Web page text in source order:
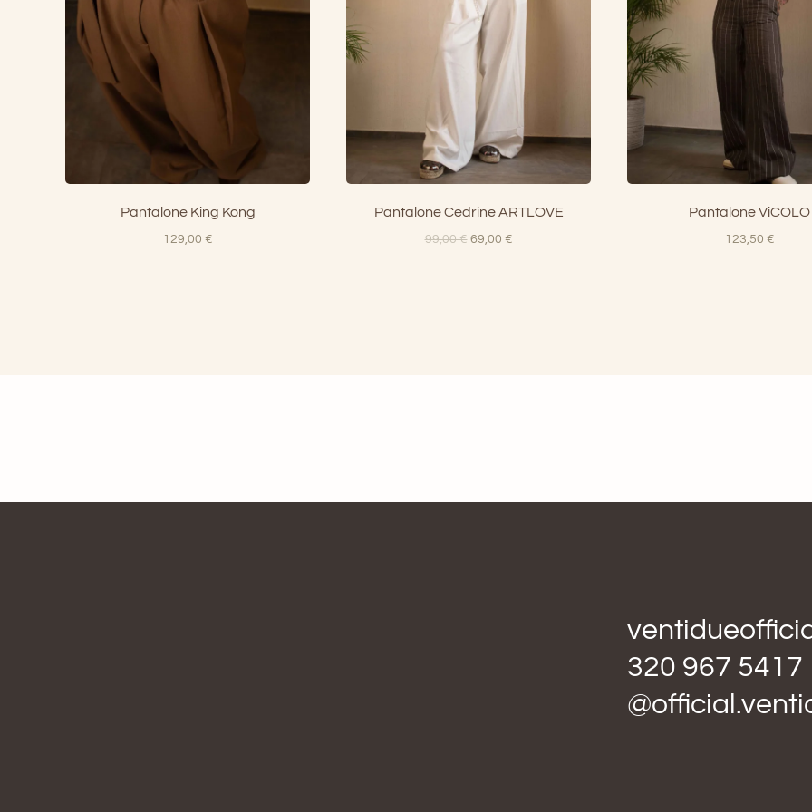
Pantalone King Kong
129,00 €
Pantalone Cedrine ARTLOVE
99,00€ Il
69,00 €Il
Pantalone ViCOLO
123,50 €
320 967 5417